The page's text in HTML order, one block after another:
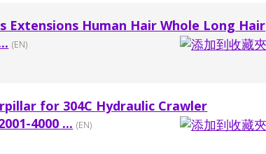
Extensions Human Hair Whole Long Hair
(EN)
for 304C Hydraulic Crawler
4000 ... (EN)